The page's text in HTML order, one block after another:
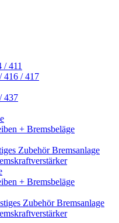
/ 411
416 / 417
437
+ Bremsbeläge
Zubehör Bremsanlage
+ Bremsbeläge
Zubehör Bremsanlage